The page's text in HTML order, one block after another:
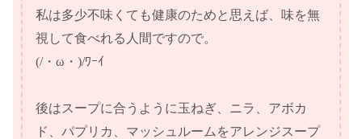
私は多少不味くても健康のためと思えば、味を無
視して食べれる人間ですので。
(/・ω・)/ﾜｰｲ
後はスープに合うように玉ねぎ、ニラ、アボカ
ド、パプリカ、マッシュルームをアレンジスープ